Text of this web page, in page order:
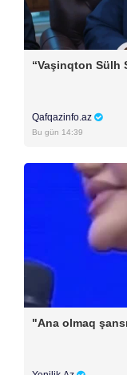
“Vaşinqton Sülh
Qafqazinfo.az
Bu gün 14:39
"Ana olmaq